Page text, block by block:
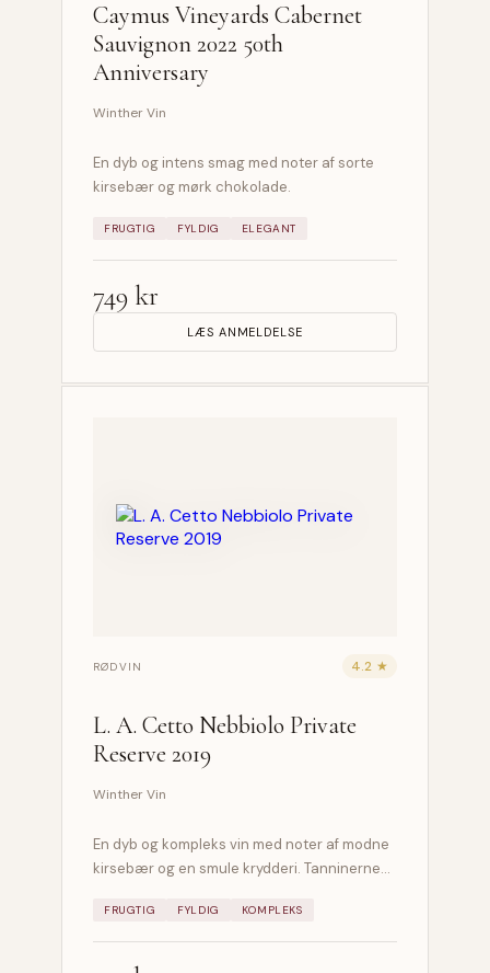
Caymus Vineyards Cabernet
Sauvignon 2022 50th
Anniversary
Winther Vin
En dyb og intens smag med noter af sorte
kirsebær og mørk chokolade.
FRUGTIG FYLDIG ELEGANT
749 kr
LÆS ANMELDELSE
RØDVIN 4.2 ★
L. A. Cetto Nebbiolo Private
Reserve 2019
Winther Vin
En dyb og kompleks vin med noter af modne
kirsebær og en smule krydderi. Tanninerne…
FRUGTIG FYLDIG KOMPLEKS